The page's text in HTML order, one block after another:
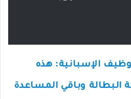
الإسبانية: هذه
البطالة وباقي المساعدة